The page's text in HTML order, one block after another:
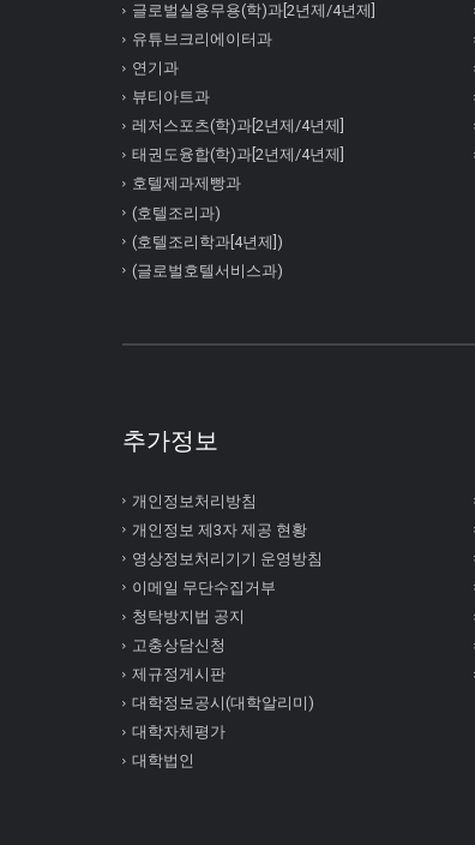
글로벌실용무용(학)과[2년제/4년제]
유튜브크리에이터과
연기과
뷰티아트과
레저스포츠(학)과[2년제/4년제]
태권도융합(학)과[2년제/4년제]
호텔제과제빵과
(호텔조리과)
(호텔조리학과[4년제])
(글로벌호텔서비스과)
추가정보
개인정보처리방침
개인정보 제3자 제공 현황
영상정보처리기기 운영방침
이메일 무단수집거부
청탁방지법 공지
고충상담신청
제규정게시판
대학정보공시(대학알리미)
대학자체평가
대학법인